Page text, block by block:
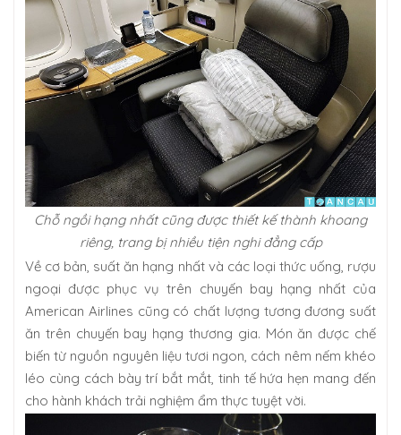
Chỗ ngồi hạng nhất cũng được thiết kế thành khoang
riêng, trang bị nhiều tiện nghi đẳng cấp
Về cơ bản, suất ăn hạng nhất và các loại thức uống, rượu
ngoại được phục vụ trên chuyến bay hạng nhất của
American Airlines cũng có chất lượng tương đương suất
ăn trên chuyến bay hạng thương gia. Món ăn được chế
biến từ nguồn nguyên liệu tươi ngon, cách nêm nếm khéo
léo cùng cách bày trí bắt mắt, tinh tế hứa hẹn mang đến
cho hành khách trải nghiệm ẩm thực tuyệt vời.